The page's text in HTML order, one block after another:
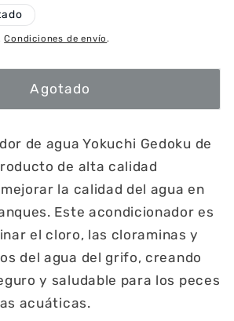
Condiciones de envío .
Agotado
de agua Yokuchi Gedoku de
de alta calidad
la calidad del agua en
Este acondicionador es
el cloro, las cloraminas y
del agua del grifo, creando
y saludable para los peces
acuáticas.